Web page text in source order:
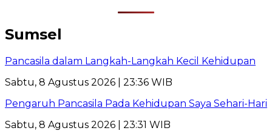
Sumsel
Pancasila dalam Langkah-Langkah Kecil Kehidupan
Sabtu, 8 Agustus 2026 | 23:36 WIB
Pengaruh Pancasila Pada Kehidupan Saya Sehari-Hari
Sabtu, 8 Agustus 2026 | 23:31 WIB